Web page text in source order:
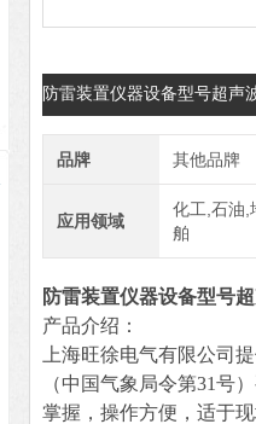
防雷装置仪器设备型号超声
品牌 其他品牌
应用领域
化工,石油,
舶
防雷装置仪器设备型号
产品介绍：
上海旺徐电气有限公司
（中国气象局令第31号
掌握，操作方便，适于